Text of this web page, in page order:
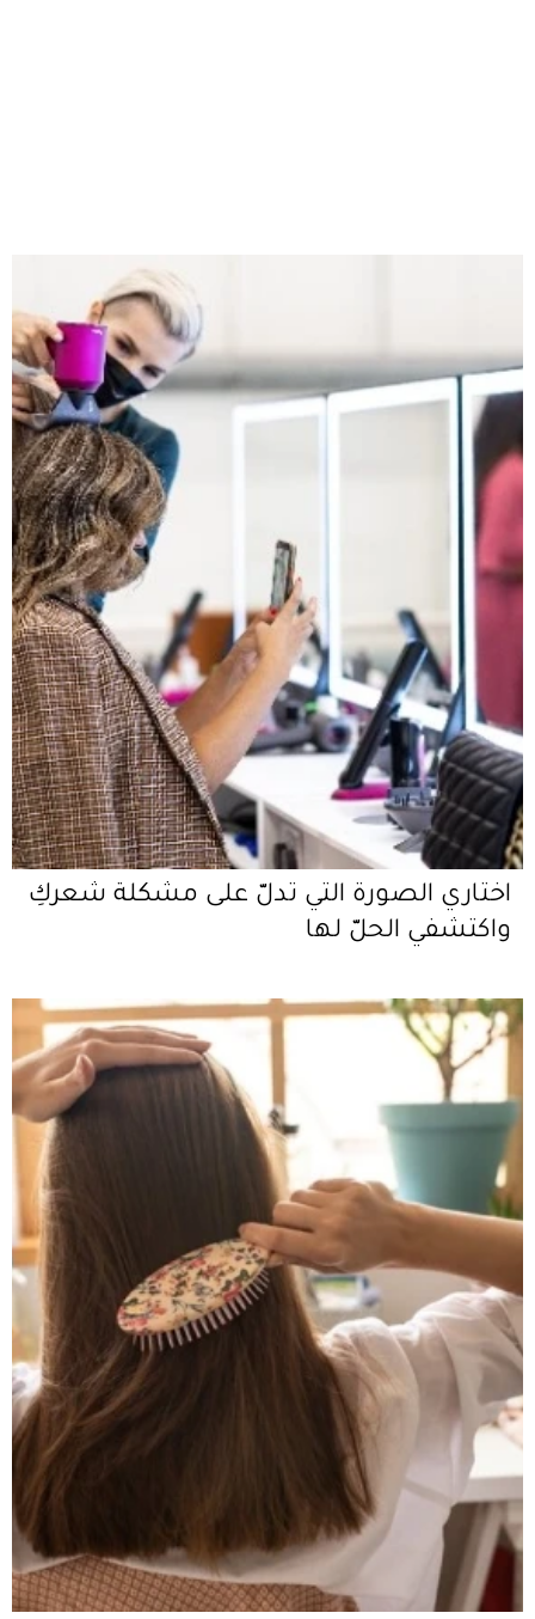
اختاري الصورة التي تدلّ على مشكلة شعركِ
واكتشفي الحلّ لها